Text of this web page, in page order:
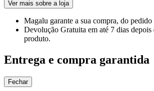
Ver mais sobre a loja
Magalu garante a sua compra, do pedido
Devolução Gratuita em até 7 dias depois
produto.
Entrega e compra garantida
Fechar